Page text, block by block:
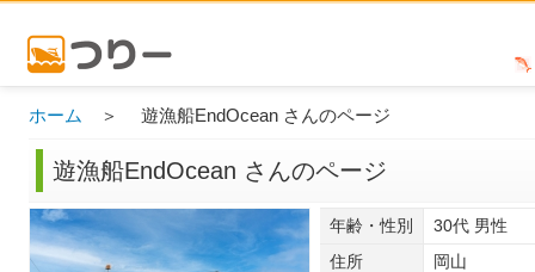
ホーム ＞ 遊漁船EndOcean さんのページ
遊漁船EndOcean さんのページ
年齢・性別
30代 男性
住所
岡山